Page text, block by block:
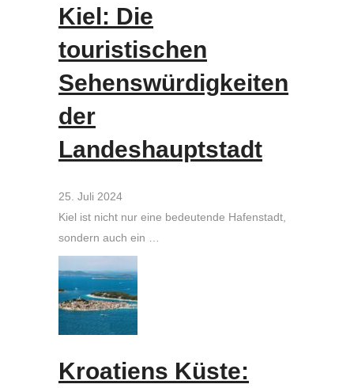
Kiel: Die
touristischen
Sehenswürdigkeiten
der
Landeshauptstadt
25. Juli 2024
Kiel ist nicht nur eine bedeutende Hafenstadt,
sondern auch ein …
Kroatiens Küste: